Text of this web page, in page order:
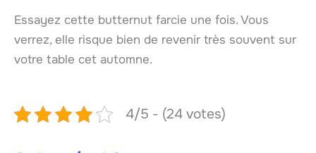
Essayez cette butternut farcie une fois. Vous
verrez, elle risque bien de revenir très souvent sur
votre table cet automne.
4/5 - (24 votes)